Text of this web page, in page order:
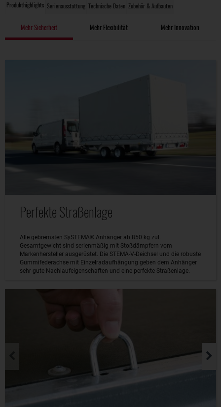
Produkthighlights Serienausstattung Technische Daten Zubehör & Aufbauten
Mehr Sicherheit Mehr Flexibilität Mehr Innovation
Perfekte Straßenlage
Alle gebremsten SySTEMA® Anhänger ab 850 kg zul.
Gesamtgewicht sind serienmäßig mit Stoßdämpfern vom
Markenhersteller ausgerüstet. Die STEMA-V-Deichsel und die robuste
Gummifederachse mit Einzelradaufhängung geben dem Anhänger
sehr gute Nachlaufeigenschaften und eine perfekte Straßenlage.